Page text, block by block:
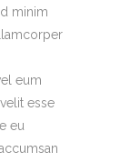
minim
eum
esse
eu